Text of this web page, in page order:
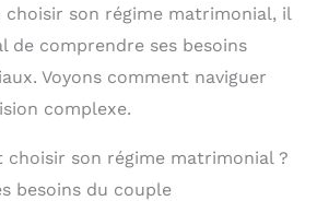
choisir son régime matrimonial, il
de comprendre ses besoins
Voyons comment naviguer
complexe.
choisir son régime matrimonial ?
besoins du couple